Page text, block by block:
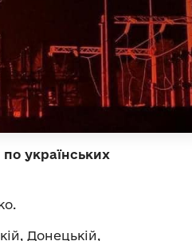
українських
Донецькій,